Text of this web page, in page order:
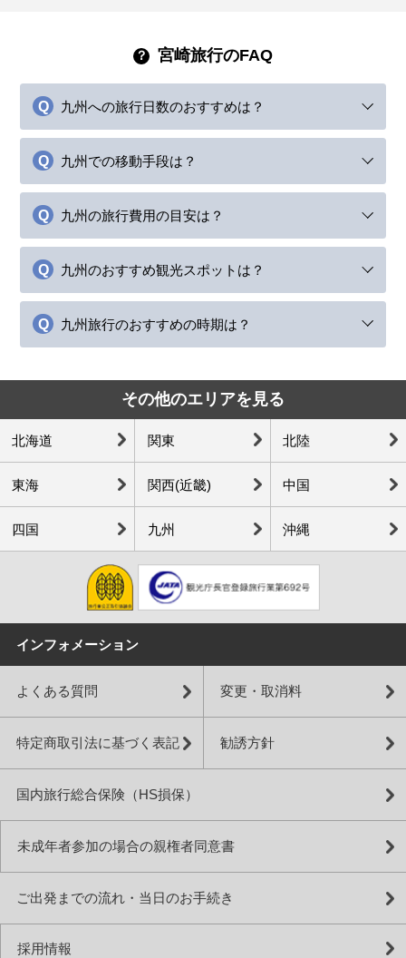
宮崎旅行のFAQ
九州への旅行日数のおすすめは？
九州での移動手段は？
九州の旅行費用の目安は？
九州のおすすめ観光スポットは？
九州旅行のおすすめの時期は？
その他のエリアを見る
北海道 関東 北陸
東海 関西(近畿) 中国
四国 九州 沖縄
インフォメーション
よくある質問 変更・取消料
特定商取引法に基づく表記 勧誘方針
国内旅行総合保険（HS損保）
未成年者参加の場合の親権者同意書
ご出発までの流れ・当日のお手続き
採用情報